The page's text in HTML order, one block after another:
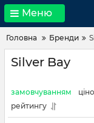
Меню
Головна Бренди
Silver Bay
замовчуванням
рейтингу